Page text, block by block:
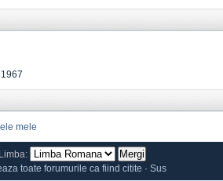
mele
Limba:
toate forumurile ca fiind citite · Sus